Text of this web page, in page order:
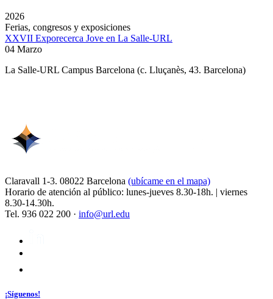
2026
Ferias, congresos y exposiciones
XXVII Exporecerca Jove en La Salle-URL
04 Marzo
La Salle-URL Campus Barcelona (c. Lluçanès, 43. Barcelona)
Claravall 1-3. 08022 Barcelona (ubícame en el mapa)
Horario de atención al público: lunes-jueves 8.30-18h. | viernes
8.30-14.30h.
Tel. 936 022 200 · info@url.edu
¡Síguenos!